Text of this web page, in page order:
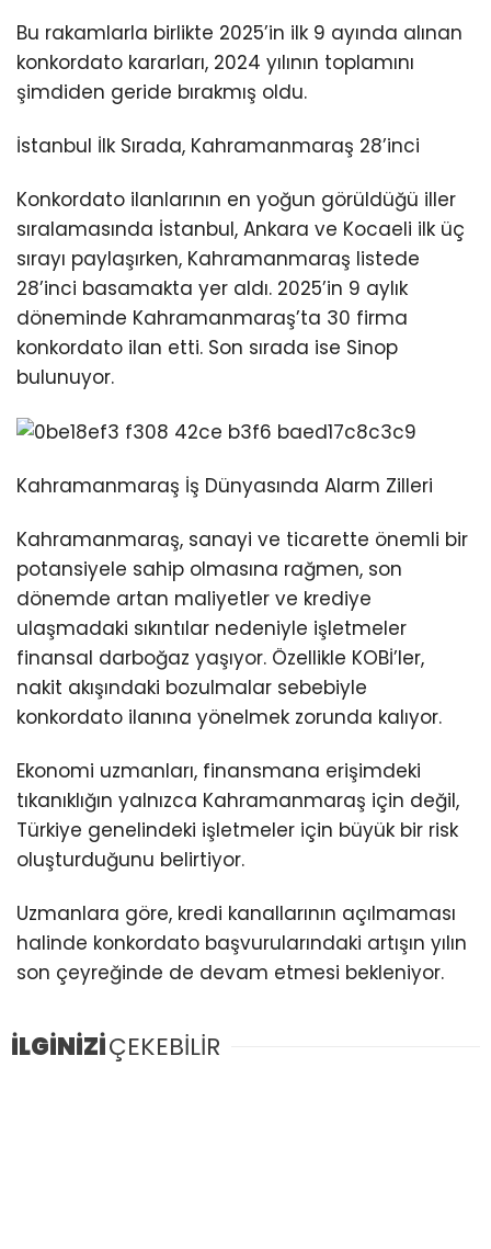
Bu rakamlarla birlikte 2025’in ilk 9 ayında alınan
konkordato kararları, 2024 yılının toplamını
şimdiden geride bırakmış oldu.
İstanbul İlk Sırada, Kahramanmaraş 28’inci
Konkordato ilanlarının en yoğun görüldüğü iller
sıralamasında İstanbul, Ankara ve Kocaeli ilk üç
sırayı paylaşırken, Kahramanmaraş listede
28’inci basamakta yer aldı. 2025’in 9 aylık
döneminde Kahramanmaraş’ta 30 firma
konkordato ilan etti. Son sırada ise Sinop
bulunuyor.
Kahramanmaraş İş Dünyasında Alarm Zilleri
Kahramanmaraş, sanayi ve ticarette önemli bir
potansiyele sahip olmasına rağmen, son
dönemde artan maliyetler ve krediye
ulaşmadaki sıkıntılar nedeniyle işletmeler
finansal darboğaz yaşıyor. Özellikle KOBİ’ler,
nakit akışındaki bozulmalar sebebiyle
konkordato ilanına yönelmek zorunda kalıyor.
Ekonomi uzmanları, finansmana erişimdeki
tıkanıklığın yalnızca Kahramanmaraş için değil,
Türkiye genelindeki işletmeler için büyük bir risk
oluşturduğunu belirtiyor.
Uzmanlara göre, kredi kanallarının açılmaması
halinde konkordato başvurularındaki artışın yılın
son çeyreğinde de devam etmesi bekleniyor.
İLGİNİZİÇEKEBİLİR